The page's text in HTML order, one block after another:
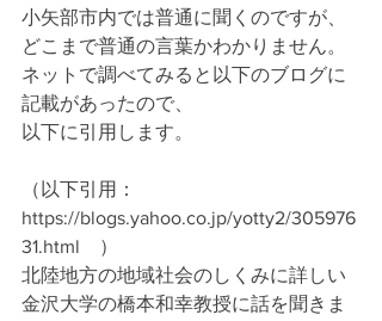
小矢部市内では普通に聞くのですが、
どこまで普通の言葉かわかりません。
ネットで調べてみると以下のブログに
記載があったので、
以下に引用します。
（以下引用：
https://blogs.yahoo.co.jp/yotty2/305976
31.html　）
北陸地方の地域社会のしくみに詳しい
金沢大学の橋本和幸教授に話を聞きま